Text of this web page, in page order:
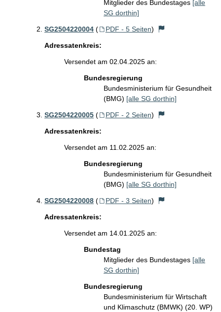
Mitglieder des Bundestages [alle
SG dorthin]
SG2504220004 ( PDF - 5 Seiten)
Adressatenkreis:
Versendet am 02.04.2025 an:
Bundesregierung
Bundesministerium für Gesundheit
(BMG) [alle SG dorthin]
SG2504220005 ( PDF - 2 Seiten)
Adressatenkreis:
Versendet am 11.02.2025 an:
Bundesregierung
Bundesministerium für Gesundheit
(BMG) [alle SG dorthin]
SG2504220008 ( PDF - 3 Seiten)
Adressatenkreis:
Versendet am 14.01.2025 an:
Bundestag
Mitglieder des Bundestages [alle
SG dorthin]
Bundesregierung
Bundesministerium für Wirtschaft
und Klimaschutz (BMWK) (20. WP)